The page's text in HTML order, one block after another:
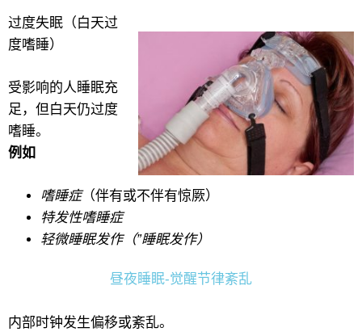
过度失眠（白天过
度嗜睡）
受影响的人睡眠充
足，但白天仍过度
嗜睡。
例如
嗜睡症（伴有或不伴有惊厥）
特发性嗜睡症
轻微睡眠发作（”睡眠发作）
昼夜睡眠-觉醒节律紊乱
内部时钟发生偏移或紊乱。